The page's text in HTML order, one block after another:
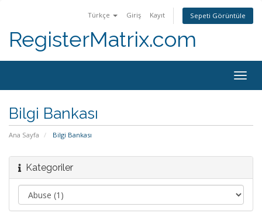
Türkçe Giriş Kayıt Sepeti Görüntüle
RegisterMatrix.com
Bilgi Bankası
Ana Sayfa Bilgi Bankası
Kategoriler